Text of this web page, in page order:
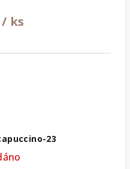
/ ks
23